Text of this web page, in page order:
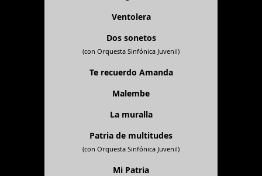
Ventolera
Dos sonetos
(con Orquesta Sinfónica Juvenil)
Te recuerdo Amanda
Malembe
La muralla
Patria de multitudes
(con Orquesta Sinfónica Juvenil)
Mi Patria